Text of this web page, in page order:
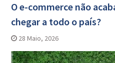
O e-commerce não
chegar a todo o país?
28 Maio, 2026